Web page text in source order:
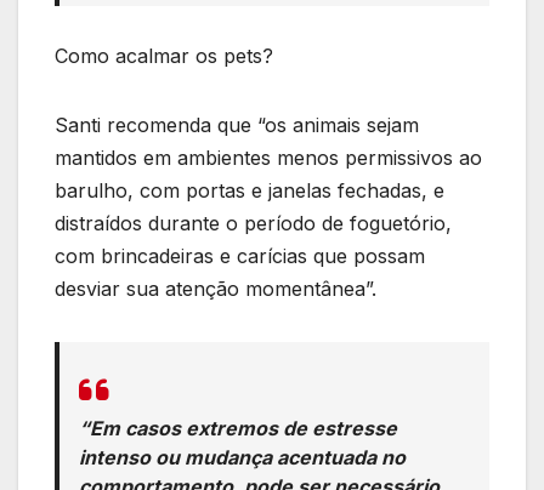
Como acalmar os pets?
Santi recomenda que “os animais sejam
mantidos em ambientes menos permissivos ao
barulho, com portas e janelas fechadas, e
distraídos durante o período de foguetório,
com brincadeiras e carícias que possam
desviar sua atenção momentânea”.
“Em casos extremos de estresse
intenso ou mudança acentuada no